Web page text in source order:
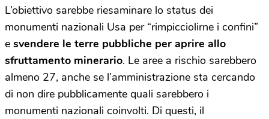
L’obiettivo sarebbe riesaminare lo status dei
monumenti nazionali Usa per “rimpicciolirne i confini”
e svendere le terre pubbliche per aprire allo
sfruttamento minerario. Le aree a rischio sarebbero
almeno 27, anche se l’amministrazione sta cercando
di non dire pubblicamente quali sarebbero i
monumenti nazionali coinvolti. Di questi, il